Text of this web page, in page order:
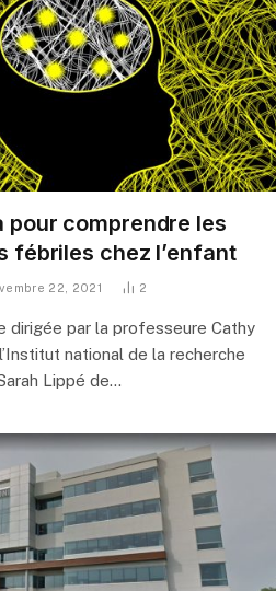
pour comprendre les
fébriles chez l’enfant
22, 2021 2
dirigée par la professeure Cathy
national de la recherche
Lippé de…